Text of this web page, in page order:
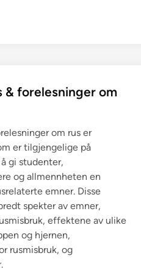
forelesninger om
om rus er
er tilgjengelige på
gi studenter,
og allmennheten en
emner. Disse
spekter av emner,
effektene av ulike
og hjernen,
rusmisbruk, og